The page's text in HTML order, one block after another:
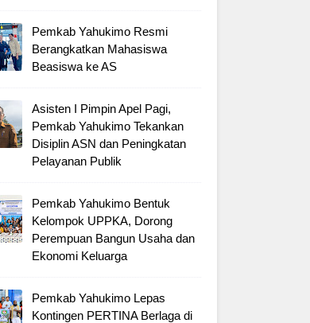
Pemkab Yahukimo Resmi
Berangkatkan Mahasiswa
Beasiswa ke AS
Asisten I Pimpin Apel Pagi,
Pemkab Yahukimo Tekankan
Disiplin ASN dan Peningkatan
Pelayanan Publik
Pemkab Yahukimo Bentuk
Kelompok UPPKA, Dorong
Perempuan Bangun Usaha dan
Ekonomi Keluarga
Pemkab Yahukimo Lepas
Kontingen PERTINA Berlaga di